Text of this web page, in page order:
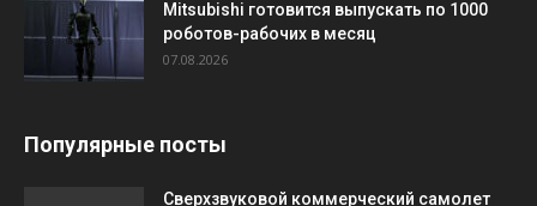
Mitsubishi готовится выпускать по 1000
роботов-рабочих в месяц
07.08.2026
Популярные посты
Сверхзвуковой коммерческий самолет